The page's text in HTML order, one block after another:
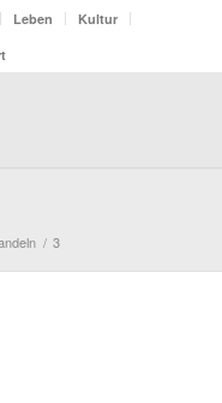
Leben
Kultur
/ 3